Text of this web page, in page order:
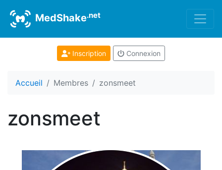
MedShake.net
Inscription Connexion
Accueil Membres zonsmeet
zonsmeet